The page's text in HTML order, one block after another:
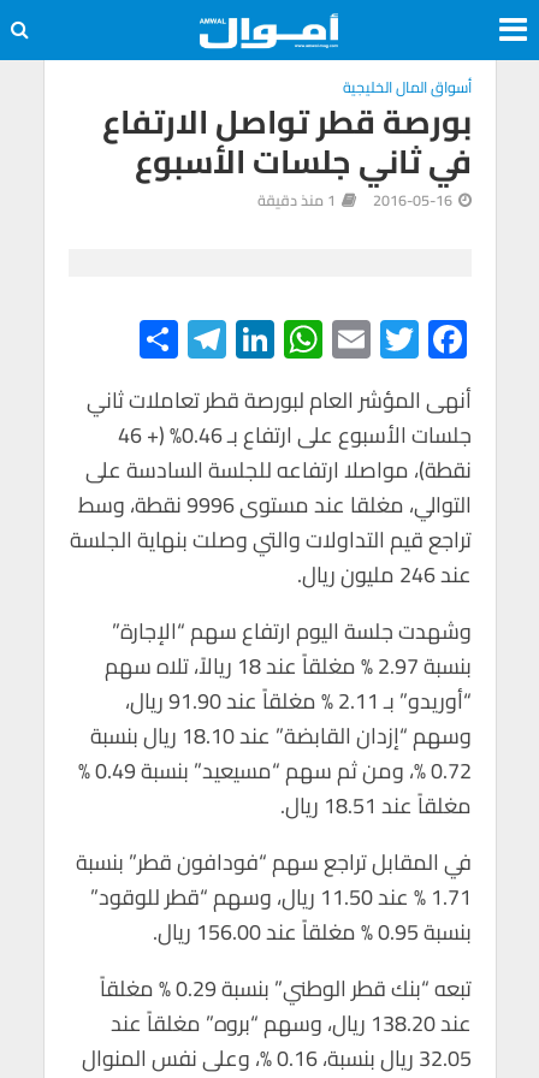
أسواق المال الخليجية
بورصة قطر تواصل الارتفاع
في ثاني جلسات الأسبوع
2016-05-16 1 منذ دقيقة
F
ac
e
b
o
o
k
T
wi
tt
er
E
m
ail
W
h
at
s
A
p
p
Li
n
ke
dI
n
Te
le
gr
a
m
h
ar
e
أنهى المؤشر العام لبورصة قطر تعاملات ثاني
جلسات الأسبوع على ارتفاع بـ 0.46% (+ 46
نقطة)، مواصلا ارتفاعه للجلسة السادسة على
التوالي، مغلقا عند مستوى 9996 نقطة، وسط
تراجع قيم التداولات والتي وصلت بنهاية الجلسة
عند 246 مليون ريال.
وشهدت جلسة اليوم ارتفاع سهم “الإجارة”
بنسبة 2.97 % مغلقاً عند 18 ريالاً، تلاه سهم
“أوريدو” بـ 2.11 % مغلقاً عند 91.90 ريال،
وسهم “إزدان القابضة” عند 18.10 ريال بنسبة
0.72 %، ومن ثم سهم “مسيعيد” بنسبة 0.49 %
مغلقاً عند 18.51 ريال.
في المقابل تراجع سهم “فودافون قطر” بنسبة
1.71 % عند 11.50 ريال، وسهم “قطر للوقود”
بنسبة 0.95 % مغلقاً عند 156.00 ريال.
تبعه “بنك قطر الوطني” بنسبة 0.29 % مغلقاً
عند 138.20 ريال، وسهم “بروه” مغلقاً عند
32.05 ريال بنسبة، 0.16 %، وعلى نفس المنوال